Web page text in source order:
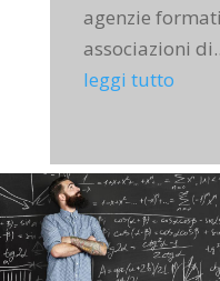
agenzie
associazioni
leggi tutto